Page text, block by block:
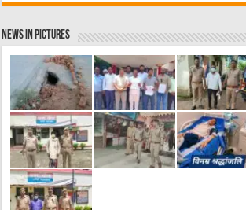
News in Pictures